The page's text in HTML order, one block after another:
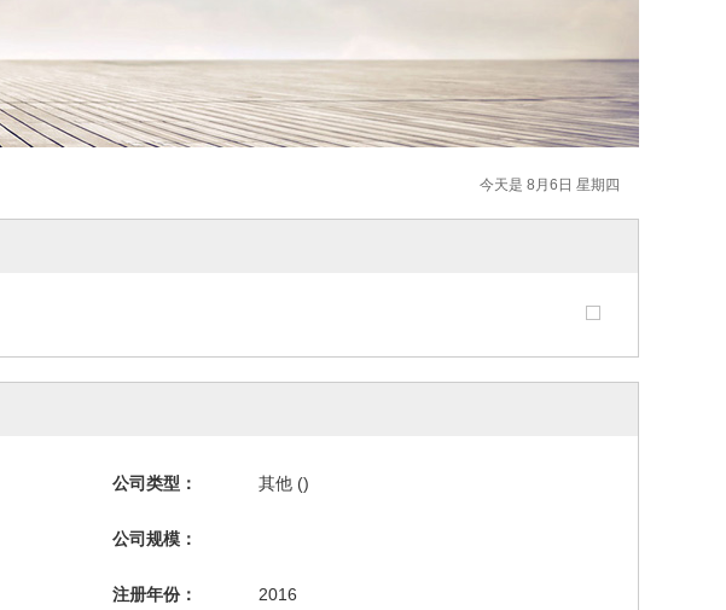
今天是 8月6日 星期四
公司类型： 其他 ()
公司规模：
注册年份： 2016